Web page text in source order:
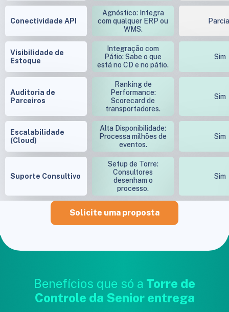
Conectividade API
Agnóstico: Integra
com qualquer ERP ou
WMS.
Visibilidade de
Estoque
Integração com
Pátio: Sabe o que
está no CD e no pátio.
Sim
Auditoria de
Parceiros
Ranking de
Performance:
Scorecard de
transportadores.
Sim
Escalabilidade
(Cloud)
Alta Disponibilidade:
Processa milhões de
eventos.
Sim
Suporte Consultivo
Setup de Torre:
Consultores
desenham o
processo.
Sim
Solicite uma proposta
Benefícios que só a Torre de
Controle da Senior entrega